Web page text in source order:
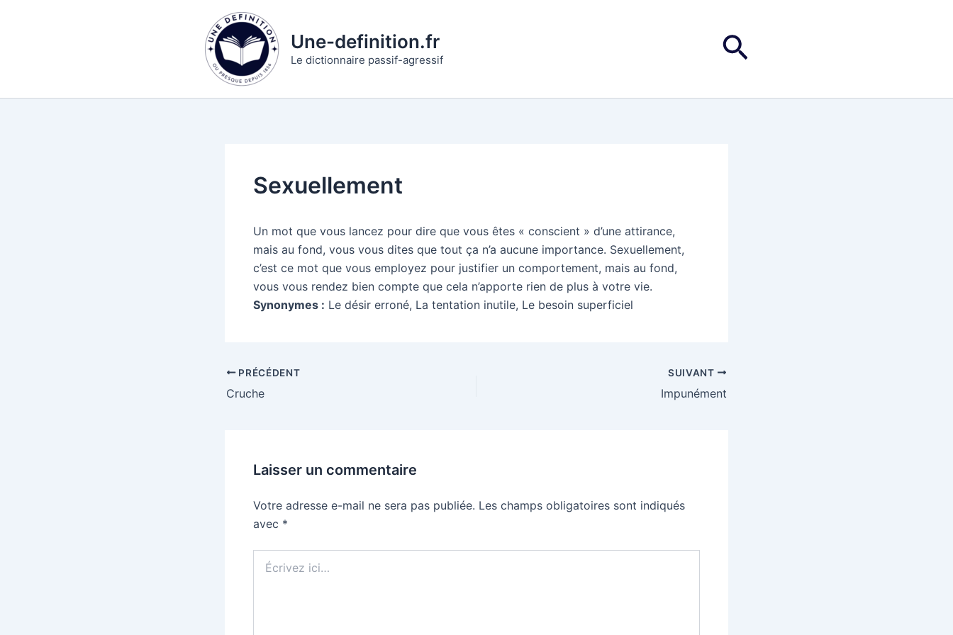
Une-definition.fr
Le dictionnaire passif-agressif Rechercher
Sexuellement
Un mot que vous lancez pour dire que vous êtes « conscient » d’une attirance,
mais au fond, vous vous dites que tout ça n’a aucune importance. Sexuellement,
c’est ce mot que vous employez pour justifier un comportement, mais au fond,
vous vous rendez bien compte que cela n’apporte rien de plus à votre vie.
Synonymes : Le désir erroné, La tentation inutile, Le besoin superficiel
PRÉCÉDENT
Cruche
SUIVANT
Impunément
Laisser un commentaire
Votre adresse e-mail ne sera pas publiée. Les champs obligatoires sont indiqués
avec *
ici…